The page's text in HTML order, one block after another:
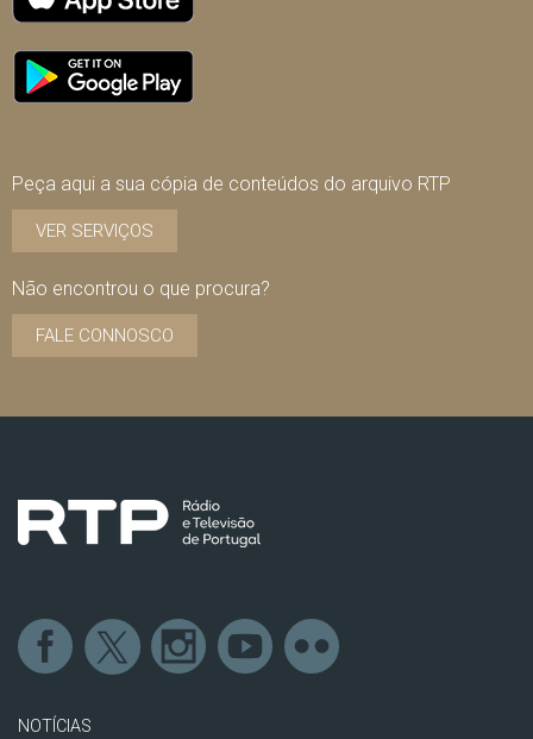
Peça aqui a sua cópia de conteúdos do arquivo RTP
VER SERVIÇOS
Não encontrou o que procura?
FALE CONNOSCO
NOTÍCIAS